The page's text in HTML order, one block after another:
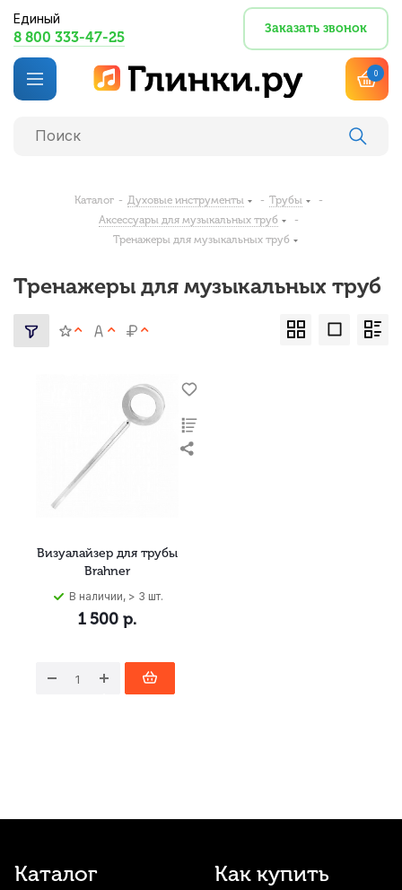
Единый
8 800 333-47-25
Заказать звонок
0
Каталог - Духовые инструменты - Трубы
-
Аксессуары для музыкальных труб
-
Тренажеры для музыкальных труб
Тренажеры для музыкальных труб
Визуалайзер для трубы
Brahner
В наличии, > 3 шт.
1 500 р.
Каталог Как купить